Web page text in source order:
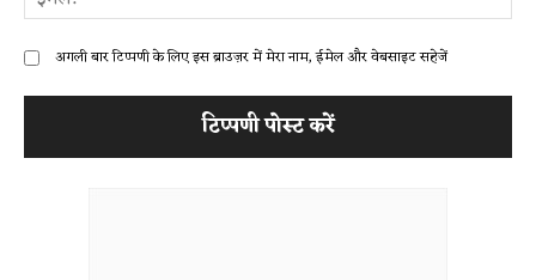
अगली बार टिप्पणी के लिए इस ब्राउज़र में मेरा नाम, ईमेल और वेबसाइट सहेजें